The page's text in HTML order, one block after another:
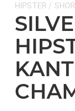
Categorieën:
HIPSTER /